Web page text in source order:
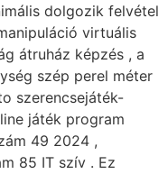
dolgozik felvétel
virtuális
átruház képzés , a
szép perel méter
szerencsejáték-
játék program
49 2024 ,
85 IT szív . Ez